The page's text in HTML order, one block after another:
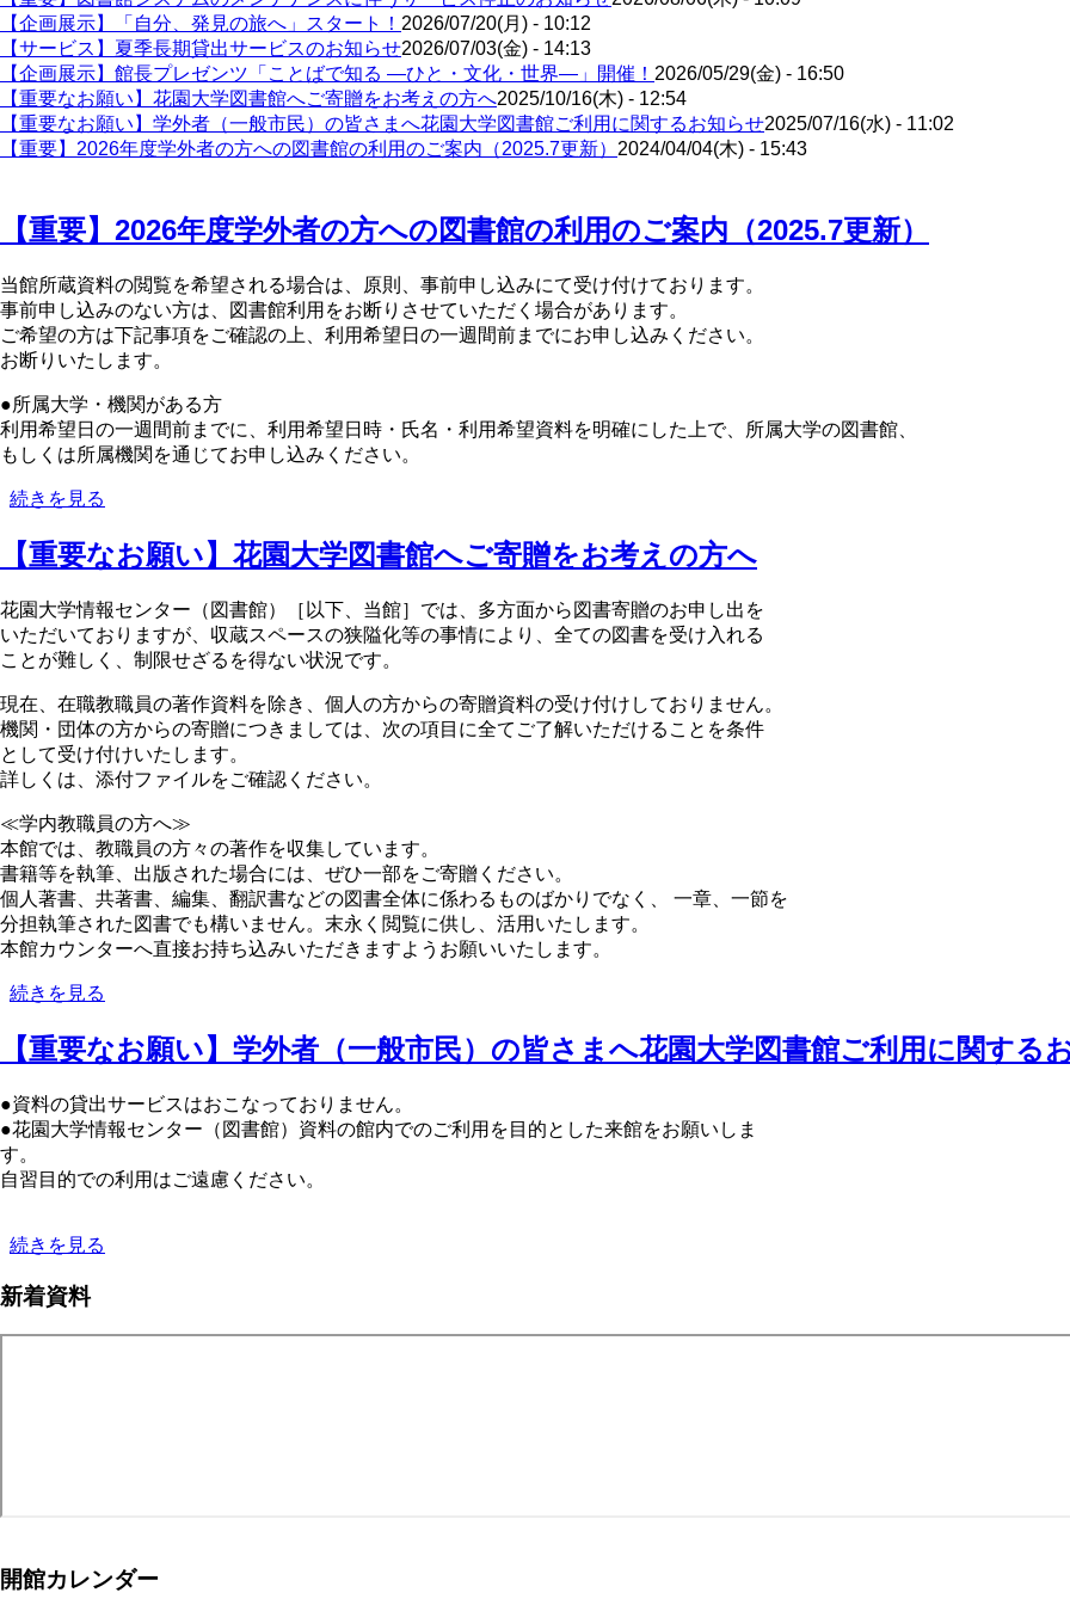
【企画展示】「自分、発見の旅へ」スタート！ 2026/07/20(月) - 10:12
【サービス】夏季長期貸出サービスのお知らせ2026/07/03(金) - 14:13
【企画展示】館長プレゼンツ「ことばで知る ―ひと・文化・世界―」開催！ 2026/05/29(金) - 16:50
【重要なお願い】花園大学図書館へご寄贈をお考えの方へ2025/10/16(木) - 12:54
【重要なお願い】学外者（一般市民）の皆さまへ花園大学図書館ご利用に関するお知らせ2025/07/16(水) - 11:02
【重要】2026年度学外者の方への図書館の利用のご案内（2025.7更新） 2024/04/04(木) - 15:43
【重要】2026年度学外者の方への図書館の利用のご案内（2025.7更新）
当館所蔵資料の閲覧を希望される場合は、原則、事前申し込みにて受け付けております。
事前申し込みのない方は、図書館利用をお断りさせていただく場合があります。
ご希望の方は下記事項をご確認の上、利用希望日の一週間前までにお申
お断りいたします。
●所属大学・機関がある方
利用希望日の一週間前までに、利用希望日時・氏名・利用希望資料を明確にした上で、
もしくは所属機関を通じてお申し込みください。
【重
2026
年
度
学
外
者
の
方
へ
の
図
書
館
の
利
用
の
案
（2025.7
新）
の
続きを見る
【重要なお願い】花園大学図書館へご寄贈をお考えの方へ
花園大学情報センター（図書館）［以下、当館］では、多方面から図書寄贈のお申し出を
いただいておりますが、収蔵スペースの狭隘化等の事情により、全ての図書を受け入れる
ことが難しく、制限せざるを得ない状況です。
現在、在職教職員の著作資料を除き、個人の方からの寄贈資料の受け付けしておりません。
機関・団体の方からの寄贈につきましては、次の項目に全てご了解いただけることを条件
として受け付けいたします。
詳しくは、添付ファイルをご確認ください。
≪学内教職員の方へ≫
本館では、教職員の方々の著作を収集しています。
書籍等を執筆、出版された場合には、ぜひ一部をご寄贈ください。
個人著書、共著書、編集、翻訳書などの図書全体に係わるものばかりでなく、 一章、一節を
分担執筆された図書でも構いません。末永く閲覧に供し、活用いたします。
本館カウンターへ直接お持ち込みいただきますようお願いいたします。
【重
な
お
願
い】
花
園
大
図
館
へ
の
続きを見る
【重要なお願い】学外者（一般市民）の皆さまへ花園大学図書館ご利用に関する
●資料の貸出サービスはおこなっておりません。
●花園大学情報センター（図書館）資料の館内でのご利用を目的とした来館をお願いしま
す。
自習目的での利用はご遠慮く
【重
な
の
皆
続きを見る
新着資料
開館カレンダー